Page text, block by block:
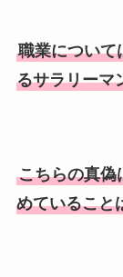
職業について
るサラリーマ
こちらの真偽
めていること